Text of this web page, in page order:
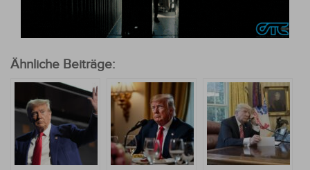
Ähnliche Beiträge: